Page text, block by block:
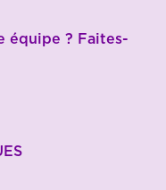
équipe ? Faites-